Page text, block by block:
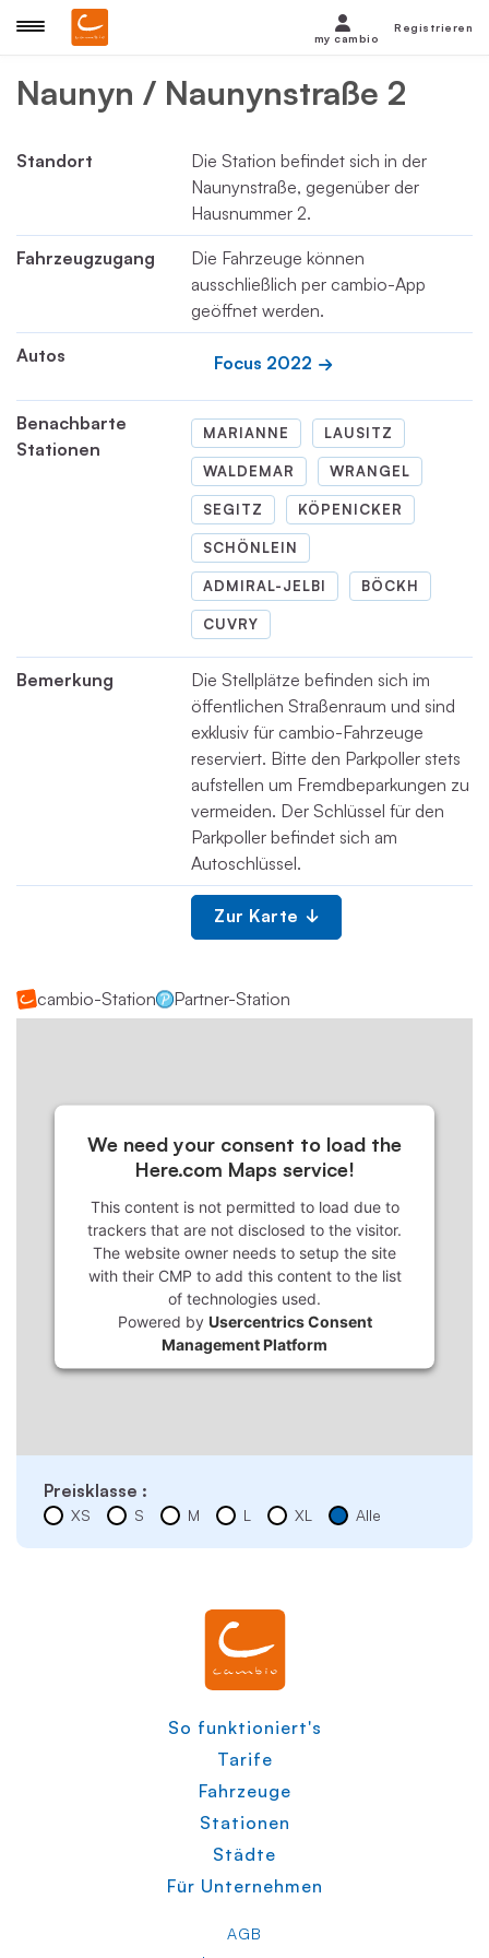
Naunyn / Naunynstraße 2
Standort
Die Station befindet sich in der
Naunynstraße, gegenüber der
Hausnummer 2.
Fahrzeugzugang
Die Fahrzeuge können
ausschließlich per cambio-App
geöffnet werden.
Autos Focus 2022
Benachbarte
Stationen
MARIANNE LAUSITZ
WALDEMAR WRANGEL
SEGITZ KÖPENICKER
SCHÖNLEIN
ADMIRAL-JELBI BÖCKH
CUVRY
Bemerkung
Die Stellplätze befinden sich im
öffentlichen Straßenraum und sind
exklusiv für cambio-Fahrzeuge
reserviert. Bitte den Parkpoller stets
aufstellen um Fremdbeparkungen zu
vermeiden. Der Schlüssel für den
Parkpoller befindet sich am
Autoschlüssel.
Zur Karte
cambio-Station Partner-Station
We need your consent to load the
Here.com Maps service!
This content is not permitted to load due to
trackers that are not disclosed to the visitor.
The website owner needs to setup the site
with their CMP to add this content to the list
of technologies used.
Powered by Usercentrics Consent
Management Platform
Preisklasse :
XS S M L XL Alle
So funktioniert's
Tarife
Fahrzeuge
Stationen
Städte
Für Unternehmen
AGB
my cambio
Registrieren